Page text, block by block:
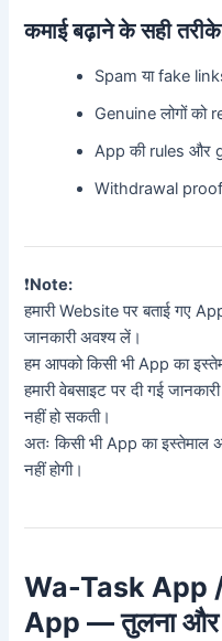
कमाई बढ़ाने के सही
Spam या fake
Genuine लोगों को
App की rules और
Withdrawal
❗️Note:
हमारी Website पर बताई गए
जानकारी अवश्य लें।
हम आपको किसी भी App का
हमारी वेबसाइट पर दी गई
नहीं हो सकती।
अतः किसी भी App का इस्तेमाल
नहीं होगी।
Wa-Task App
App — तुलना और